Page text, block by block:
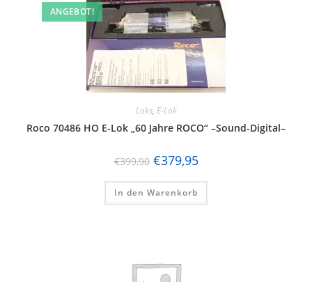
ANGEBOT!
Loks, E-Lok
Roco 70486 HO E-Lok „60 Jahre ROCO“ –Sound-Digital–
€399,90 €379,95
In den Warenkorb